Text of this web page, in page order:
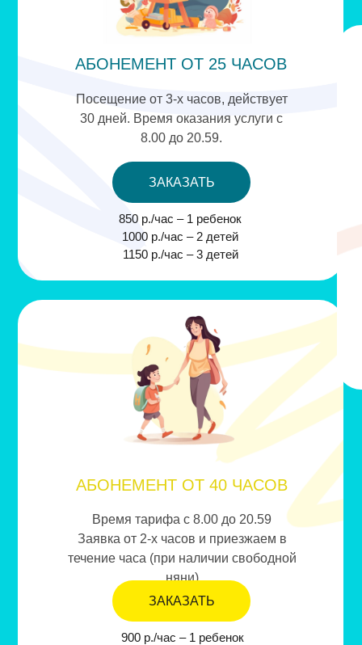
Посещение от 3-х часов, действует
30 дней. Время оказания услуги с
8.00 до 20.59.
Время тарифа с 8.00 до 20.59
Заявка от 2-х часов и приезжаем в
течение часа (при наличии свободной
няни)
900 р./час – 1 ребенок
850 р./час – 1 ребенок
1000 р./час – 2 детей
1150 р./час – 3 детей
АБОНЕМЕНТ ОТ 25 ЧАСОВ
ЗАКАЗАТЬ
ЗАКАЗАТЬ
АБОНЕМЕНТ ОТ 40 ЧАСОВ